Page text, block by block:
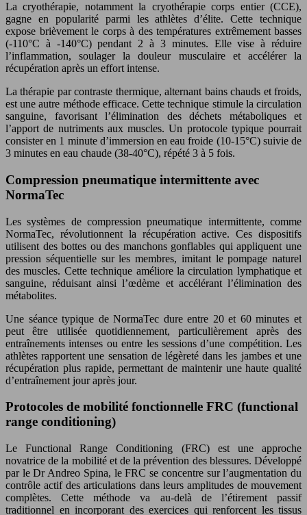
La cryothérapie, notamment la cryothérapie corps entier (CCE),
gagne en popularité parmi les athlètes d’élite. Cette technique
expose brièvement le corps à des températures extrêmement basses
(-110°C à -140°C) pendant 2 à 3 minutes. Elle vise à réduire
l’inflammation, soulager la douleur musculaire et accélérer la
récupération après un effort intense.
La thérapie par contraste thermique, alternant bains chauds et froids,
est une autre méthode efficace. Cette technique stimule la circulation
sanguine, favorisant l’élimination des déchets métaboliques et
l’apport de nutriments aux muscles. Un protocole typique pourrait
consister en 1 minute d’immersion en eau froide (10-15°C) suivie de
3 minutes en eau chaude (38-40°C), répété 3 à 5 fois.
Compression pneumatique intermittente avec
NormaTec
Les systèmes de compression pneumatique intermittente, comme
NormaTec, révolutionnent la récupération active. Ces dispositifs
utilisent des bottes ou des manchons gonflables qui appliquent une
pression séquentielle sur les membres, imitant le pompage naturel
des muscles. Cette technique améliore la circulation lymphatique et
sanguine, réduisant ainsi l’œdème et accélérant l’élimination des
métabolites.
Une séance typique de NormaTec dure entre 20 et 60 minutes et
peut être utilisée quotidiennement, particulièrement après des
entraînements intenses ou entre les sessions d’une compétition. Les
athlètes rapportent une sensation de légèreté dans les jambes et une
récupération plus rapide, permettant de maintenir une haute qualité
d’entraînement jour après jour.
Protocoles de mobilité fonctionnelle FRC (functional
range conditioning)
Le Functional Range Conditioning (FRC) est une approche
novatrice de la mobilité et de la prévention des blessures. Développé
par le Dr Andreo Spina, le FRC se concentre sur l’augmentation du
contrôle actif des articulations dans leurs amplitudes de mouvement
complètes. Cette méthode va au-delà de l’étirement passif
traditionnel en incorporant des exercices qui renforcent les tissus